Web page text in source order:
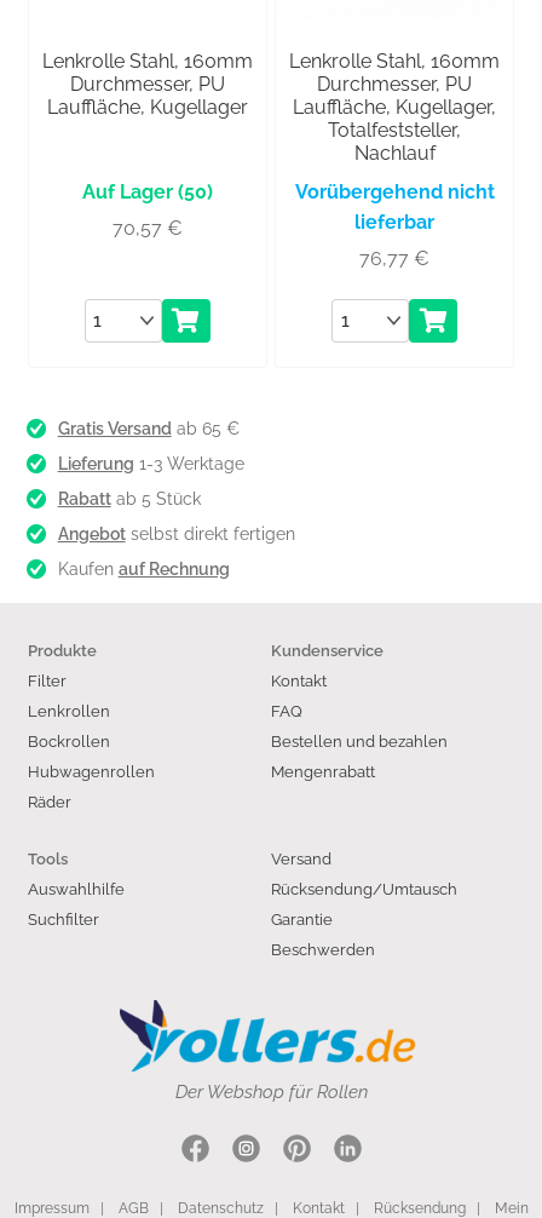
Lenkrolle Stahl, 160mm
Durchmesser, PU
Lauffläche, Kugellager
(50)
70,57 €
Anzahl
Lenkrolle Stahl, 160mm
Durchmesser, PU
Lauffläche, Kugellager,
Totalfeststeller,
Nachlauf
Vorübergehend nicht
lieferbar
76,77€
Anzahl
Gratis Versand ab 65 €
Lieferung 1-3 Werktage
Rabattab 5 Stück
Angebotselbst direkt fertigen
Kaufen auf Rechnung
Produkte
Filter
Lenkrollen
Bockrollen
Hubwagenrollen
Räder
Kundenservice
Kontakt
FAQ
Bestellen und bezahlen
Mengenrabatt
Versand
Rücksendung/Umtausch
Garantie
Beschwerden
Tools
Auswahlhilfe
Suchfilter
Der Webshop für Rollen
Impressum| AGB| Datenschutz| Kontakt| Rücksendung| Mein